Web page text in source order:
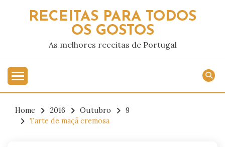
RECEITAS PARA TODOS
OS GOSTOS
As melhores receitas de Portugal
Home 2016 Outubro
9
Tarte de maçã cremosa